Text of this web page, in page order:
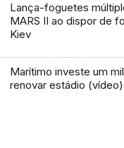
Lança-foguetes
MARS II ao dispor de
Kiev
Marítimo investe um
renovar estádio (vídeo)